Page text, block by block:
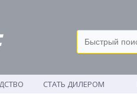
СТАТЬ ДИЛЕРОМ